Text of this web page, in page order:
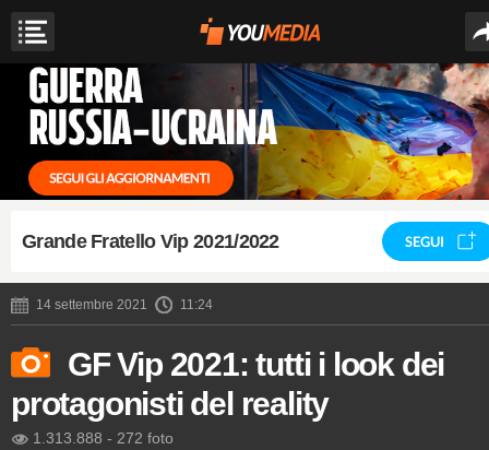
Grande Fratello Vip 2021/2022 SEGUI
14 settembre 2021 11:24
GF Vip 2021: tutti i look dei
protagonisti del reality
1.313.888 - 272 foto